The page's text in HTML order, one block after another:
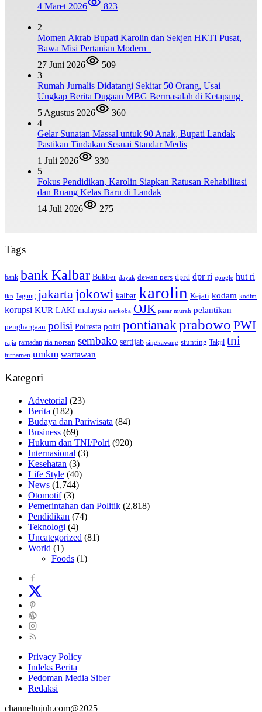
4 Maret 2026
823
2
Momen Akrab Bupati Karolin dan Sekjen HKTI Pusat,
Bawa Misi Pertanian Modern
27 Juni 2026
509
3
Rumah Jurnalis Didatangi Sekitar 50 Orang, Usai
Ungkap Berita Dugaan MBG Bermasalah di Ketapang
5 Agustus 2026
360
4
Gelar Sunatan Massal untuk 90 Anak, Bupati Landak
Pastikan Tindakan Sesuai Standar Medis
1 Juli 2026
330
5
Fokus Pendidikan, Karolin Siapkan Ratusan Rehabilitasi
dan Ruang Kelas Baru di Landak
14 Juli 2026
275
Tags
bank bank Kalbar Bukber dayak dewan pers dprd dpr ri google hut ri
ikn Jagung jakarta jokowi kalbar karolin Kejati kodam kodim
korupsi KUR LAKI malaysia narkoba OJK pasar murah pelantikan
penghargaan polisi Polresta polri pontianakprabowo PWI
rajia ramadan ria norsan sembako sertijab singkawang stunting Takjil tni
turnamen umkm wartawan
Kategori
Advetorial (23)
Berita (182)
Budaya dan Pariwisata (84)
Business (69)
Hukum dan TNI/Polri (920)
Internasional (3)
Kesehatan (3)
Life Style (40)
News (1,744)
Otomotif(3)
Pemerintahan dan Politik (2,818)
Pendidikan (74)
Teknologi (4)
Uncategorized (81)
World (1)
Foods (1)
Privacy Policy
Indeks Berita
Pedoman Media Siber
Redaksi
channeltujuh.com@2025